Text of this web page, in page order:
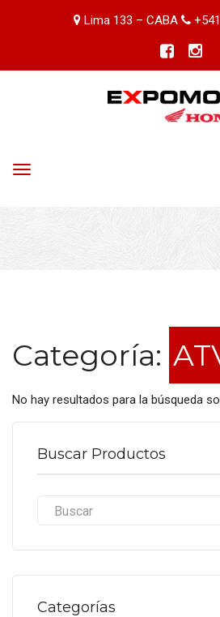
Lima 133 – CABA
Toggle
Categoría:
No hay resultados para la búsqueda
Buscar Productos
Categorías